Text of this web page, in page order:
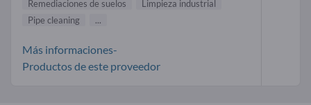
Remediaciones de suelos
Limpieza industrial
Pipe cleaning
...
Más informaciones-
Productos de este proveedor